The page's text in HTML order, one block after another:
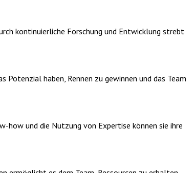
kontinuierliche Forschung und Entwicklung strebt
haben, Rennen zu gewinnen und das Team
how und die Nutzung von Expertise können sie ihre